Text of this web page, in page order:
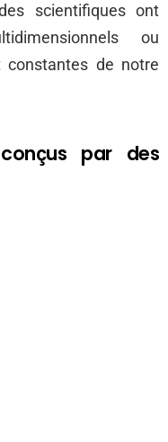
scientifiques ont
ou
constantes de notre
par des